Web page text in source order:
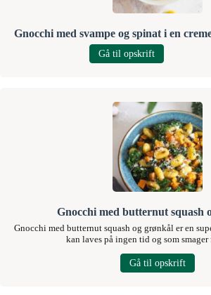
Gnocchi med svampe og spinat i en
Gå til opskrift
Gnocchi med butternut squash
Gnocchi med butternut squash og grønkål er en
kan laves på ingen tid og som smager
Gå til opskrift